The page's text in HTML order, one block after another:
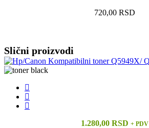
720,00 RSD
Slični proizvodi
1.280,00 RSD + PDV